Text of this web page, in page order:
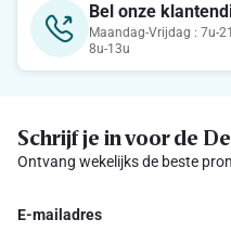
Bel onze
Maandag-Vrijdag : 7u-
8u-13u
Schrijf je in voor de
Ontvang wekelijks de beste
E-mailadres